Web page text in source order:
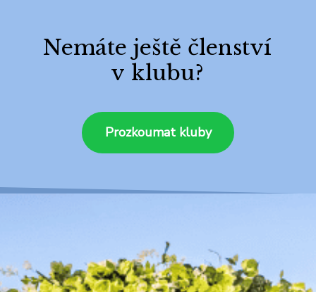
Nemáte ještě členství
v klubu?
Prozkoumat kluby